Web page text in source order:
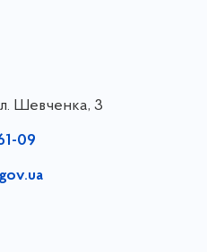
Шевченка, 3
09